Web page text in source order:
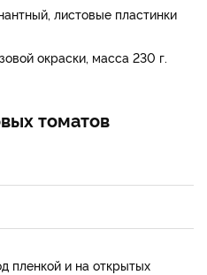
листовые пластинки
окраски, масса 230 г.
томатов
пленкой и на открытых